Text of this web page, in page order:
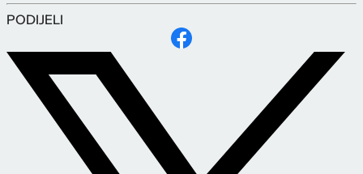
PODIJELI